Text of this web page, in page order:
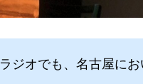
ラジオでも、名古屋にお